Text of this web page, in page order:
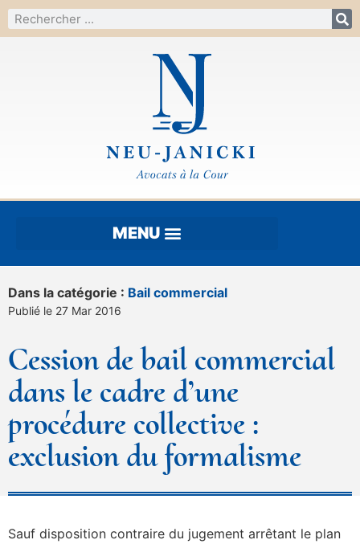
Dans la catégorie : Bail commercial
Publié le 27 Mar 2016
Cession de bail commercial
dans le cadre d’une
procédure collective :
exclusion du formalisme
Sauf disposition contraire du jugement arrêtant le plan